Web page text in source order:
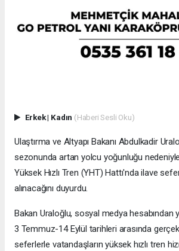
Erkek| Kadın (Haberi Sesli Oku)
Ulaştırma ve Altyapı Bakanı Abdulkadir
sezonunda artan yolcu yoğunluğu
Yüksek Hızlı Tren (YHT) Hattı'nda ilave
alınacağını duyurdu.
Bakan Uraloğlu, sosyal medya hesabından
3 Temmuz-14 Eylül tarihleri arasında
seferlerle vatandaşların yüksek hızlı tren